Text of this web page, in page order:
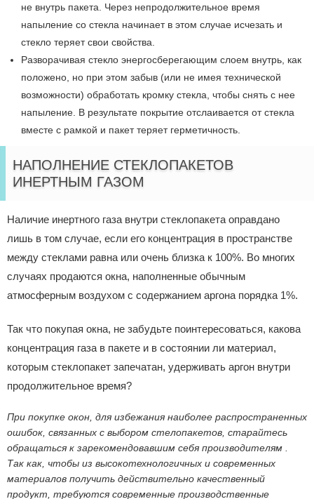
не внутрь пакета. Через непродолжительное время
напыление со стекла начинает в этом случае исчезать и
стекло теряет свои свойства.
Разворачивая стекло энергосберегающим слоем внутрь, как
положено, но при этом забыв (или не имея технической
возможности) обработать кромку стекла, чтобы снять с нее
напыление. В результате покрытие отслаивается от стекла
вместе с рамкой и пакет теряет герметичность.
НАПОЛНЕНИЕ СТЕКЛОПАКЕТОВ
ИНЕРТНЫМ ГАЗОМ
Наличие инертного газа внутри стеклопакета оправдано
лишь в том случае, если его концентрация в пространстве
между стеклами равна или очень близка к 100%. Во многих
случаях продаются окна, наполненные обычным
атмосферным воздухом с содержанием аргона порядка 1%.
Так что покупая окна, не забудьте поинтересоваться, какова
концентрация газа в пакете и в состоянии ли материал,
которым стеклопакет запечатан, удерживать аргон внутри
продолжительное время?
При покупке окон, для избежания наиболее распространенных
ошибок, связанных с выбором стелопакетов, старайтесь
обращаться к зарекомендовавшим себя производителям .
Так как, чтобы из высокотехнологичных и современных
материалов получить действительно качественный
продукт, требуются современные производственные